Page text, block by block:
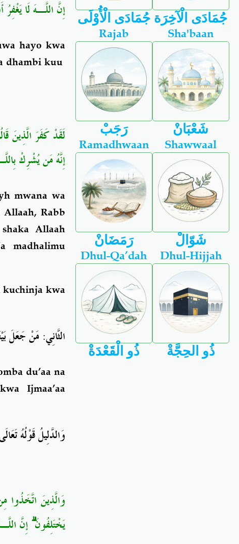
إِنَّ اللَّـهَ لَا
hayo kwa
dhambi kuu
لَقَدْ كَفَرَ الَّذِينَ
إِنَّهُ مَن يُشْرِكْ
mwana wa
Rabb
Allaah
madhalimu
kuchinja kwa
الثَّانِي: مَنْ جَعَلَ
du’aa na
Ijmaa’aa
وَالدَّلِيلُ قَوْلُهُ
وَالَّذِينَ اتَّخَذُوا
يَخْتَلِفُونَ ۗ إِنَّ
جُمَادَى الْأُوْلَى جُمَادَى الْآخِرَة
Rajab
رَجَبْ
Sha'baan
شَعْبَانْ
Ramadhwaan
رَمَضَانْ
Shawwaal
شَوّالْ
Dhul-Qa’dah
ذُو الْقَعْدَةْ
Dhul-Hijjah
ذُو الحِجَّةْ